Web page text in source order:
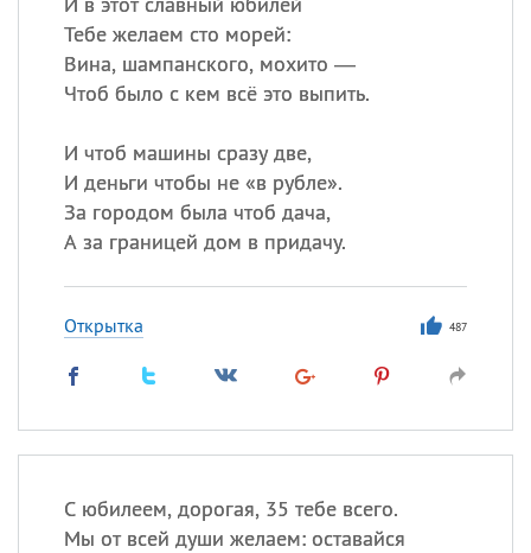
Тебе желаем сто морей:
Вина, шампанского, мохито —
Чтоб было с кем всё это выпить.
И чтоб машины сразу две,
И деньги чтобы не «в рубле».
За городом была чтоб дача,
А за границей дом в придачу.
Открытка 487
С юбилеем, дорогая, 35 тебе всего.
Мы от всей души желаем: оставайся